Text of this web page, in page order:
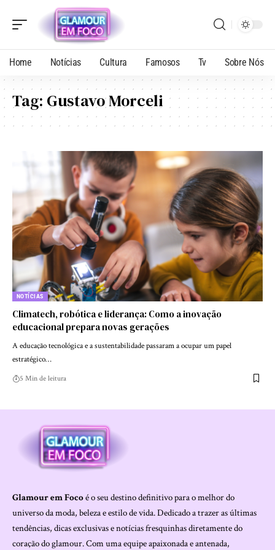
Home Notícias Cultura Famosos Tv Sobre Nós
Tag: Gustavo Morceli
NOTÍCIAS
Climatech, robótica e liderança: Como a inovação
educacional prepara novas gerações
A educação tecnológica e a sustentabilidade passaram a ocupar um papel
estratégico…
5 Min de leitura
Glamour em Focoé o seu destino definitivo para o melhor do
universo da moda, beleza e estilo de vida. Dedicado a trazer as últimas
tendências, dicas exclusivas e notícias fresquinhas diretamente do
coração do glamour. Com uma equipe apaixonada e antenada,